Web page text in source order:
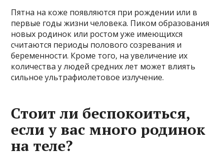
Пятна на коже появляются при рождении или в
первые годы жизни человека. Пиком образования
новых родинок или ростом уже имеющихся
считаются периоды полового созревания и
беременности. Кроме того, на увеличение их
количества у людей средних лет может влиять
сильное ультрафиолетовое излучение.
Стоит ли беспокоиться,
если у вас много родинок
на теле?